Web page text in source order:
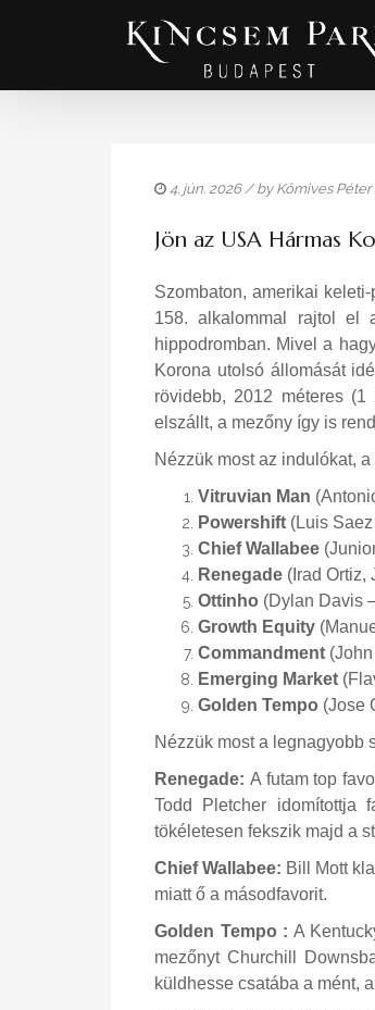
4. jún. 2026/ by Kőmives Péter
Jön az USA Hármas
Szombaton, amerikai
158. alkalommal rajtol el
hippodromban. Mivel a
Korona utolsó állomását
rövidebb, 2012 méteres (1
elszállt, a mezőny így is
Nézzük most az indulókat,
Vitruvian Man
Powershift (Luis
Chief Wallabee
Renegade (Irad Ortiz,
Ottinho (Dylan Davis
Growth Equity
Commandment
Emerging Market
Golden Tempo (Jose
Nézzük most a legnagyobb
Renegade: A futam top
Todd Pletcher idomítottja
tökéletesen fekszik majd a
Chief Wallabee: Bill Mott
miatt ő a másodfavorit.
Golden Tempo : A
mezőnyt Churchill
küldhesse csatába a mént,